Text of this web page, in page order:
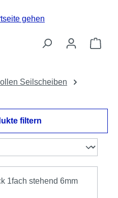
Seilscheiben
filtern